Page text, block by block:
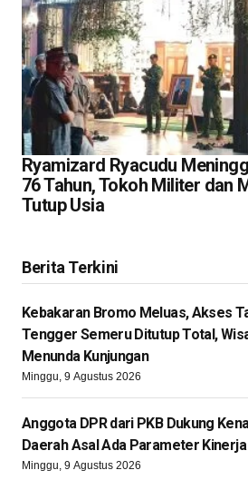
Ryamizard Ryacudu
76 Tahun, Tokoh Militer dan
Tutup Usia
Berita Terkini
Kebakaran Bromo Meluas, Akses
Tengger Semeru Ditutup Total,
Menunda Kunjungan
Minggu, 9 Agustus 2026
Anggota DPR dari PKB Dukung
Daerah Asal Ada Parameter Kinerja
Minggu, 9 Agustus 2026